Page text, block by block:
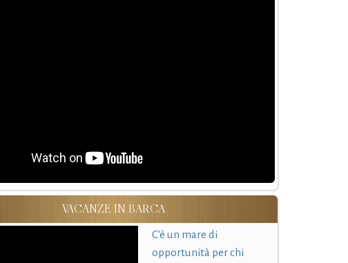
VACANZE IN BARCA
C'è un mare di
opportunità per chi